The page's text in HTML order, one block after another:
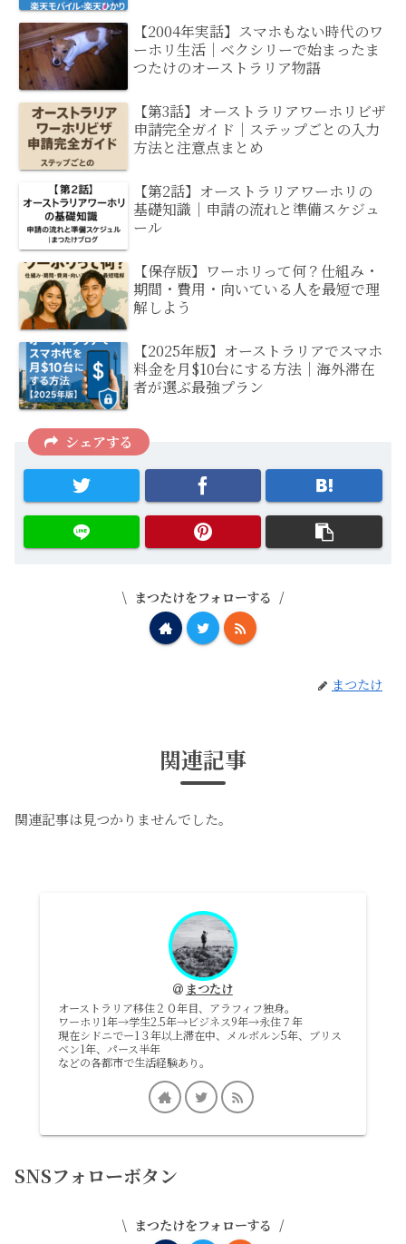
【2004年実話】スマホもない時代のワ
ーホリ生活｜ベクシリーで始まったま
つたけのオーストラリア物語
【第3話】オーストラリアワーホリビザ
申請完全ガイド｜ステップごとの入力
方法と注意点まとめ
【第2話】オーストラリアワーホリの
基礎知識｜申請の流れと準備スケジュ
ール
【保存版】ワーホリって何？仕組み・
期間・費用・向いている人を最短で理
解しよう
【2025年版】オーストラリアでスマホ
料金を月$10台にする方法｜海外滞在
者が選ぶ最強プラン
シェアする
まつたけをフォローする
まつたけ
関連記事
関連記事は見つかりませんでした。
まつたけ
オーストラリア移住２０年目、アラフィフ独身。
ワーホリ1年→学生2.5年→ビジネス9年→永住７年
現在シドニでー1３年以上滞在中、メルボルン5年、ブリス
ベン1年、パース半年
などの各都市で生活経験あり。
SNSフォローボタン
まつたけをフォローする